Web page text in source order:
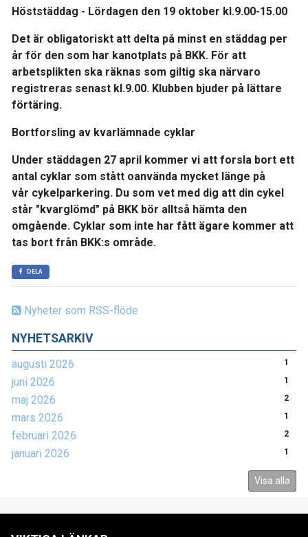
Nyheter som RSS-flöde
NYHETSARKIV
augusti 2026 1
juni 2026 1
maj 2026 2
mars 2026 1
februari 2026 2
januari 2026 1
Visa alla
Höststäddag - Lördagen den 19 oktober kl.9.00-15.00
Det är obligatoriskt att delta på minst en städdag per
år för den som har kanotplats på BKK. För att
arbetsplikten ska räknas som giltig ska närvaro
registreras senast kl.9.00. Klubben bjuder på lättare
förtäring.
Bortforsling av kvarlämnade cyklar
Under städdagen 27 april kommer vi att forsla bort ett
antal cyklar som stått oanvända mycket länge på
vår cykelparkering. Du som vet med dig att din cykel
står "kvarglömd" på BKK bör alltså hämta den
omgående. Cyklar som inte har fått ägare kommer att
tas bort från BKK:s område.
DELA